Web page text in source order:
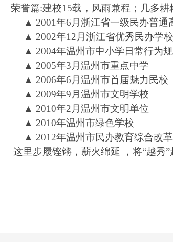
荣誉篇:建校15载，风雨兼程；几多耕
▲ 2001年6 月浙江省一级民办普通
▲ 2002年12 月浙江省优秀民办学校
▲ 2004年温州市中小学日常行为
▲ 2005年3 月温州市重点中学
▲ 2006年6 月温州市首届魅力民校
▲ 2009年9 月温州市文明学校
▲ 2010年2 月温州市文明单位
▲ 2010年温州市绿色学校
▲ 2012年温州市民办教育综合改
这里步履铿锵，薪火绵延 ，将“越秀